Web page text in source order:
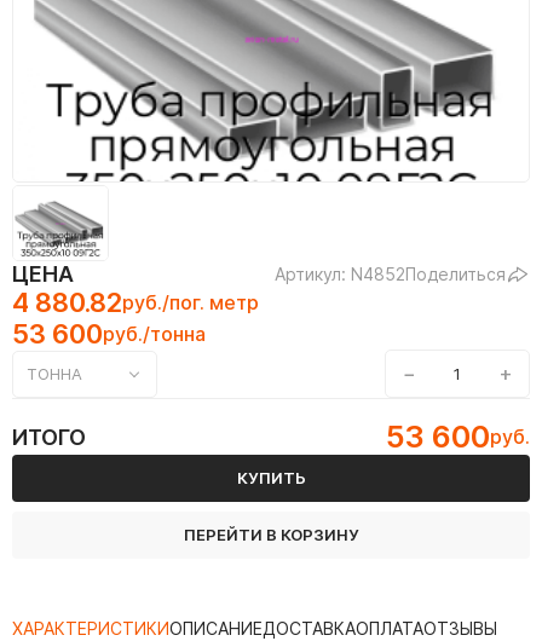
ЦЕНА Артикул: N4852Поделиться
4 880.82руб./пог. метр
53 600руб./тонна
ТОННА − +
ИТОГО 53 600руб.
КУПИТЬ
ПЕРЕЙТИ В КОРЗИНУ
ХАРАКТЕРИСТИКИОПИСАНИЕДОСТАВКАОПЛАТАОТЗЫВЫ